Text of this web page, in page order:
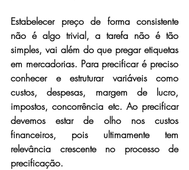
Estabelecer preço de forma consistente
não é algo trivial, a tarefa não é tão
simples, vai além do que pregar etiquetas
em mercadorias. Para precificar é preciso
conhecer e estruturar variáveis como
custos, despesas, margem de lucro,
impostos, concorrência etc. Ao precificar
devemos estar de olho nos custos
financeiros, pois ultimamente tem
relevância crescente no processo de
precificação.